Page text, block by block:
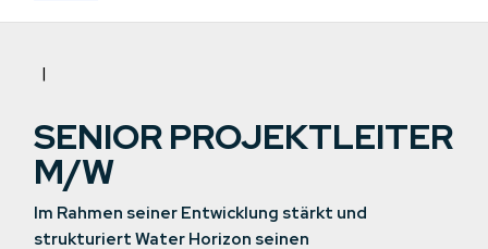
SENIOR PROJEKTLEITER
M/W
Im Rahmen seiner Entwicklung stärkt und
strukturiert Water Horizon seinen